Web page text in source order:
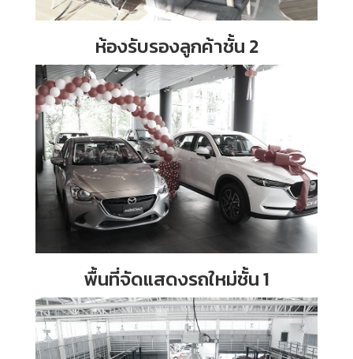
ห้องรับรองลูกค้าชั้น 2
พื้นที่จัดแสดงรถใหม่ชั้น 1